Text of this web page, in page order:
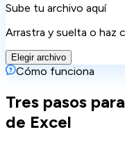
Sube tu archivo aquí
Arrastra y suelta o haz
Elegir archivo
Cómo funciona
Tres pasos
de Excel